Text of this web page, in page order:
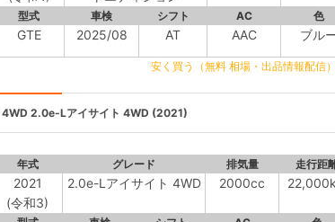
型式 車検 シフト AC 色
GTE 2025/08 AT AAC ブル
安く買う（無料 相場・出品情報配信）
2.0e-Lアイサイト 4WD (2021)
年式 グレード 排気量 走行距
2021
(令和3)
2.0e-Lアイサイト 4WD 2000cc